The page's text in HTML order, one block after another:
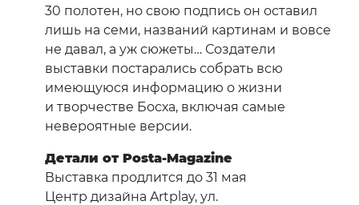
30 полотен, но свою подпись он оставил
лишь на семи, названий картинам и вовсе
не давал, а уж сюжеты… Создатели
выставки постарались собрать всю
имеющуюся информацию о жизни
и творчестве Босха, включая самые
невероятные версии.
Детали от Posta-Magazine
Выставка продлится до 31 мая
Центр дизайна Artplay, ул.